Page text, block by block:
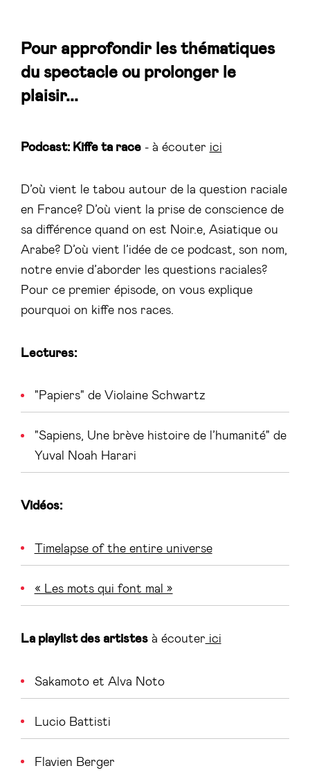
Pour approfondir les thématiques
du spectacle ou prolonger le
plaisir...
Podcast: Kiffe ta race- à écouter ici
D’où vient le tabou autour de la question raciale
en France? D’où vient la prise de conscience de
sa différence quand on est Noir.e, Asiatique ou
Arabe? D’où vient l’idée de ce podcast, son nom,
notre envie d’aborder les questions raciales?
Pour ce premier épisode, on vous explique
pourquoi on kiffe nos races.
Lectures:
"Papiers" de Violaine Schwartz
"Sapiens, Une brève histoire de l’humanité" de
Yuval Noah Harari
Vidéos:
Timelapse of the entire universe
« Les mots qui font mal »
La playlist des artistesà écouter ici
Sakamoto et Alva Noto
Lucio Battisti
Flavien Berger